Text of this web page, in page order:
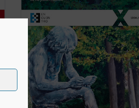
convencido de que la belleza es un
camino privilegiado para defender la fe y
evangelizar al hombre del hoy? El autor
ofrece este libro a ...(ver ficha)